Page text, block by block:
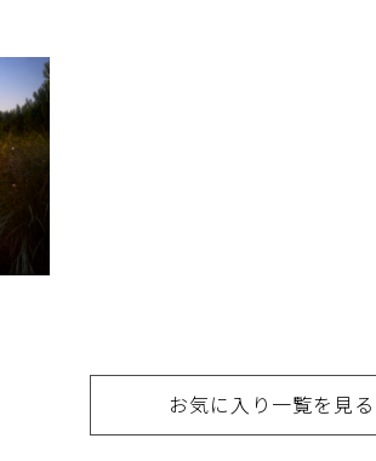
お気に入り一覧を見る